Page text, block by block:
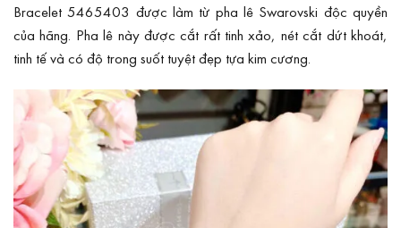
Bracelet 5465403 được làm từ pha lê Swarovski độc quyền
của hãng. Pha lê này được cắt rất tinh xảo, nét cắt dứt khoát,
tinh tế và có độ trong suốt tuyệt đẹp tựa kim cương.